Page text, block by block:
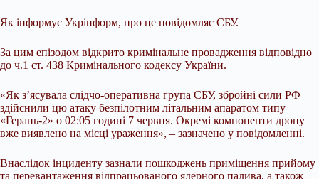
Як інформує Укрінформ, про це повідомляє СБУ.
За цим епізодом відкрито кримінальне провадження відповідно
до ч.1 ст. 438 Кримінального кодексу України.
«Як з’ясувала слідчо-оперативна група СБУ, збройні сили РФ
здійснили цю атаку безпілотним літальним апаратом типу
«Герань-2» о 02:05 годині 7 червня. Окремі компоненти дрону
вже виявлено на місці ураження», – зазначено у повідомленні.
Внаслідок інциденту зазнали пошкоджень приміщення прийому
та перевантаження відпрацьованого ядерного палива, а також